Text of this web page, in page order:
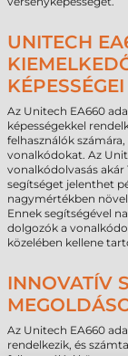
UNITECH
KÉPESSÉGEI
Az Unitech EA660
képességekkel
felhasználók
vonalkódokat. Az
vonalkódolvasás akár
segítséget jelenthet
nagymértékben
Ennek segítségével
dolgozók a
közelében kellene
INNOVATÍV
Az Unitech EA660
rendelkezik, és